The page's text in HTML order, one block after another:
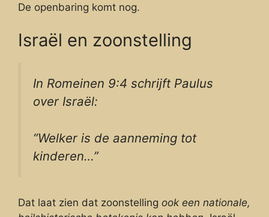
De openbaring komt nog.
Israël en zoonstelling
In Romeinen 9:4 schrijft Paulus
over Israël:
“Welker is de aanneming tot
kinderen…”
Dat laat zien dat zoonstelling ook een nationale,